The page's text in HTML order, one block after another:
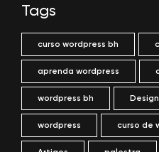
Tags
curso wordpress bh
aprenda wordpress
wordpress bh Design
wordpress curso de